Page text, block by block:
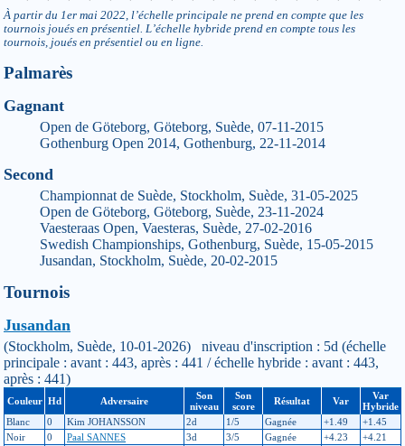
À partir du 1er mai 2022, l’échelle principale ne prend en compte que les
tournois joués en présentiel. L’échelle hybride prend en compte tous les
tournois, joués en présentiel ou en ligne.
Palmarès
Gagnant
Open de Göteborg, Göteborg, Suède, 07-11-2015
Gothenburg Open 2014, Gothenburg, 22-11-2014
Second
Championnat de Suède, Stockholm, Suède, 31-05-2025
Open de Göteborg, Göteborg, Suède, 23-11-2024
Vaesteraas Open, Vaesteras, Suède, 27-02-2016
Swedish Championships, Gothenburg, Suède, 15-05-2015
Jusandan, Stockholm, Suède, 20-02-2015
Tournois
Jusandan
(Stockholm, Suède, 10-01-2026) niveau d'inscription : 5d (échelle
principale : avant : 443, après : 441 / échelle hybride : avant : 443,
après : 441)
Couleur Hd Adversaire
Son
niveau
Son
score
Résultat Var
Var
Hybride
Blanc
0 Kim JOHANSSON 2d 1/5 Gagnée +1.49
+1.45
Noir
0 Paal SANNES 3d 3/5 Gagnée +4.23
+4.21